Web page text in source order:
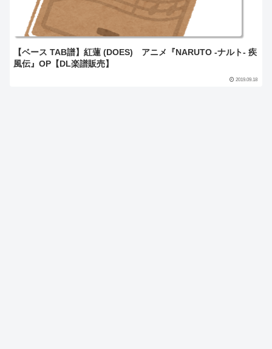
【ベース TAB譜】紅蓮 (DOES) アニメ『NARUTO -ナルト- 疾
風伝』OP【DL楽譜販売】
2019.09.18